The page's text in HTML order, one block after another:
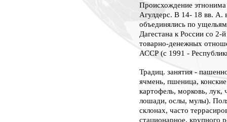
Происхождение
Агулдерс. В 14- 18 вв. А.
объединялись по
Дагестана к России со 2-
товарно-денежных
АССР (с 1991 -
Традиц. занятия -
ячмень, пшеница,
картофель, морковь, лук,
лошади, ослы, мулы).
склонах, часто
стационарное, крупного